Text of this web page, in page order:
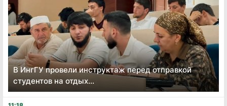
В ИнгГУ провели инструктаж перед отправкой
студентов на отдых...